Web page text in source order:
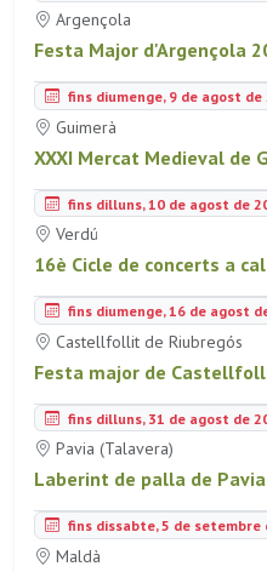
Argençola
Festa Major d'Argençola
fins diumenge, 9 de agost de
Guimerà
XXXI Mercat Medieval de
fins dilluns, 10 de agost de
Verdú
16è Cicle de concerts a
fins diumenge, 16 de agost
Castellfollit de Riubregós
Festa major de
fins dilluns, 31 de agost de
Pavia (Talavera)
Laberint de palla de
fins dissabte, 5 de setembre
Maldà